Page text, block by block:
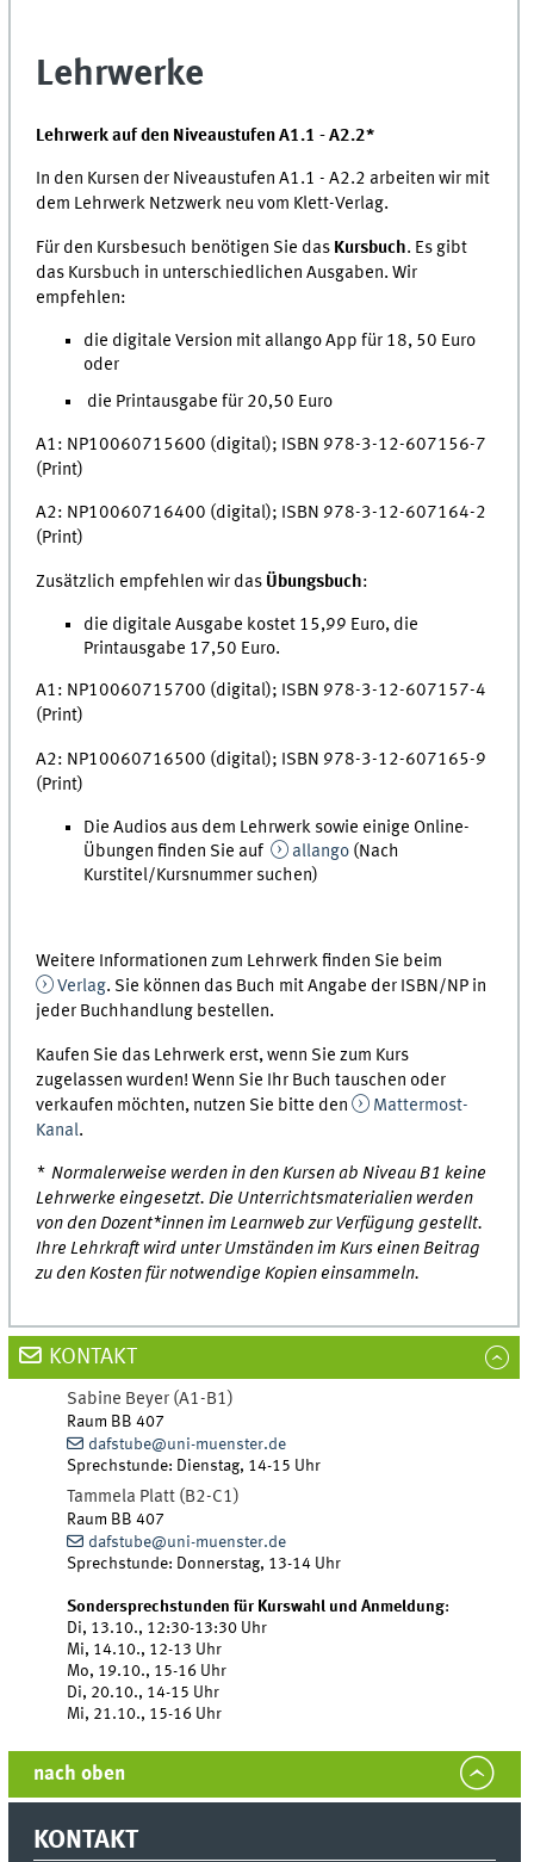
Lehrwerke
Lehrwerk auf den Niveaustufen A1.1 - A2.2*
In den Kursen der Niveaustufen A1.1 - A2.2 arbeiten wir mit
dem Lehrwerk Netzwerk neu vom Klett-Verlag.
Für den Kursbesuch benötigen Sie das Kursbuch. Es gibt
das Kursbuch in unterschiedlichen Ausgaben. Wir
empfehlen:
die digitale Version mit allango App für 18, 50 Euro
oder
die Printausgabe für 20,50 Euro
A1: NP10060715600 (digital); ISBN 978-3-12-607156-7
(Print)
A2: NP10060716400 (digital); ISBN 978-3-12-607164-2
(Print)
Zusätzlich empfehlen wir das Übungsbuch:
die digitale Ausgabe kostet 15,99 Euro, die
Printausgabe 17,50 Euro.
A1: NP10060715700 (digital); ISBN 978-3-12-607157-4
(Print)
A2: NP10060716500 (digital); ISBN 978-3-12-607165-9
(Print)
Die Audios aus dem Lehrwerk sowie einige Online-
Übungen finden Sie auf
allango (Nach
Kurstitel/Kursnummer suchen)
Weitere Informationen zum Lehrwerk finden Sie beim
Verlag. Sie können das Buch mit Angabe der ISBN/NP in
jeder Buchhandlung bestellen.
Kaufen Sie das Lehrwerk erst, wenn Sie zum Kurs
zugelassen wurden! Wenn Sie Ihr Buch tauschen oder
verkaufen möchten, nutzen Sie bitte den
Mattermost-
Kanal.
* Normalerweise werden in den Kursen ab Niveau B1 keine
Lehrwerke eingesetzt. Die Unterrichtsmaterialien werden
von den Dozent*innen im Learnweb zur Verfügung gestellt.
Ihre Lehrkraft wird unter Umständen im Kurs einen Beitrag
zu den Kosten für notwendige Kopien einsammeln.
KONTAKT
Sabine Beyer (A1-B1)
Raum BB 407
dafstube@uni-muenster.de
Sprechstunde: Dienstag, 14-15 Uhr
Tammela Platt (B2-C1)
Raum BB 407
dafstube@uni-muenster.de
Sprechstunde: Donnerstag, 13-14 Uhr
Sondersprechstunden für Kurswahl und Anmeldung:
Di, 13.10., 12:30-13:30 Uhr
Mi, 14.10., 12-13 Uhr
Mo, 19.10., 15-16 Uhr
Di, 20.10., 14-15 Uhr
Mi, 21.10., 15-16 Uhr
nach oben
KONTAKT